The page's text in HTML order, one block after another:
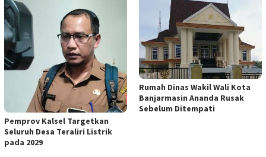
Pemprov Kalsel Targetkan
Seluruh Desa Teraliri Listrik
pada 2029
Rumah Dinas Wakil Wali Kota
Banjarmasin Ananda Rusak
Sebelum Ditempati